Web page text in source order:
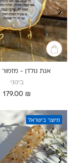
אגת גולדן - מזמור
בינוני
179.00 ₪
מיוצר בישראל